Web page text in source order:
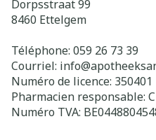
Dorpsstraat 99
8460 Ettelgem
Téléphone: 059 26 73 39
Courriel: info@
Numéro de licence: 350401
Pharmacien responsable:
Numéro TVA: